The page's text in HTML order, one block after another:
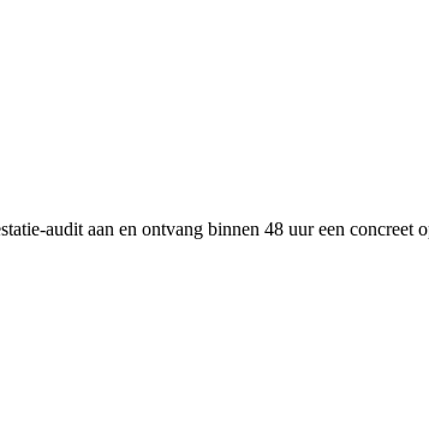
audit aan en ontvang binnen 48 uur een concreet